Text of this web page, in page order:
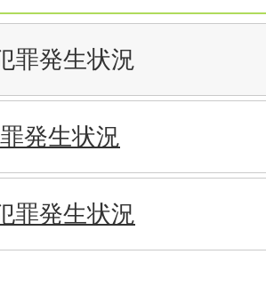
罪発生状況
発生状況
罪発生状況